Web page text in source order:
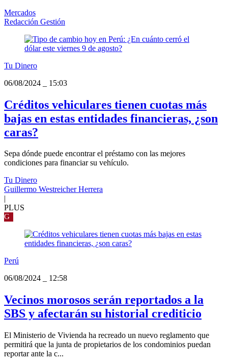
Mercados
Redacción Gestión
Tu Dinero
06/08/2024
15:03
Créditos vehiculares tienen cuotas más
bajas en estas entidades financieras, ¿son
caras?
Sepa dónde puede encontrar el préstamo con las mejores
condiciones para financiar su vehículo.
Tu Dinero
Guillermo Westreicher Herrera
|
PLUS
G
Perú
06/08/2024
12:58
Vecinos morosos serán reportados a la
SBS y afectarán su historial crediticio
El Ministerio de Vivienda ha recreado un nuevo reglamento que
permitirá que la junta de propietarios de los condominios puedan
reportar ante la c...